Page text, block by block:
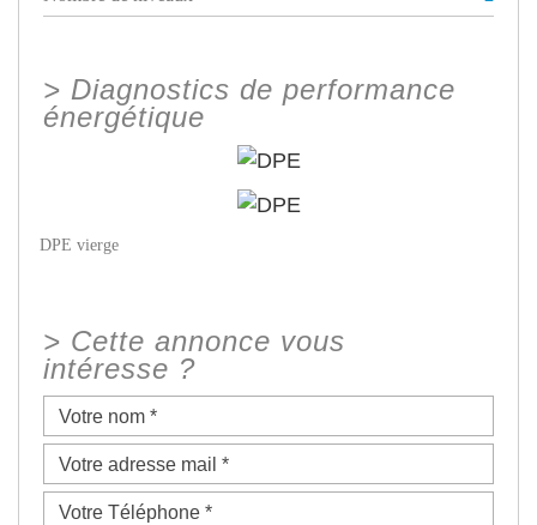
> Diagnostics de performance
énergétique
DPE vierge
> Cette annonce vous
intéresse ?